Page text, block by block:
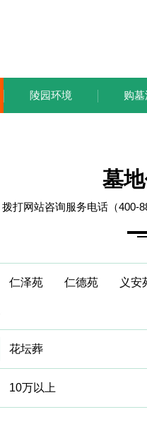
陵园环境 购
墓
拨打网站咨询服务电话（400-
仁泽苑 仁德苑 义安
花坛葬
10万以上
提